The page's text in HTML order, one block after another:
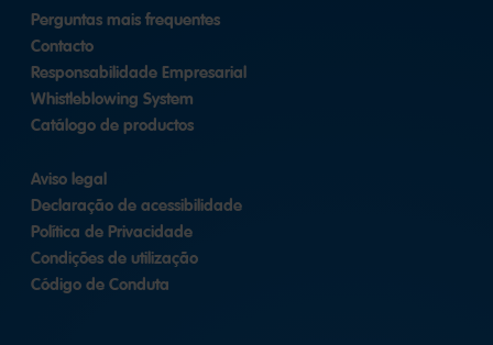
Perguntas mais frequentes
Contacto
Responsabilidade Empresarial
Whistleblowing System
Catálogo de productos
Aviso legal
Declaração de acessibilidade
Política de Privacidade
Condições de utilização
Código de Conduta